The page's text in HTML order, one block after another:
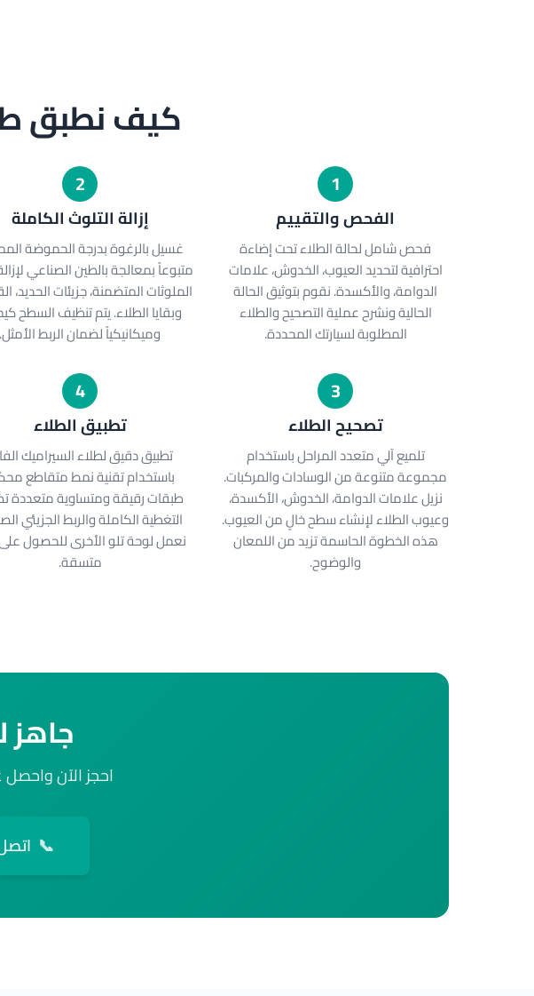
كيف نطبق
1
الفحص والتقييم
فحص شامل لحالة الطلاء تحت إضاءة
احترافية لتحديد العيوب، الخدوش، علامات
الدوامة، والأكسدة. نقوم بتوثيق الحالة
الحالية ونشرح عملية التصحيح والطلاء
المطلوبة لسيارتك المحددة.
2
إزالة التلوث الكاملة
غسيل بالرغوة بدرجة الحموضة
متبوعاً بمعالجة بالطين الصناعي
الملوثات المتضمنة، جزيئات الحديد،
وبقايا الطلاء. يتم تنظيف السطح
وميكانيكياً لضمان الربط الأمثل.
3
تصحيح الطلاء
تلميع آلي متعدد المراحل باستخدام
مجموعة متنوعة من الوسادات والمركبات.
نزيل علامات الدوامة، الخدوش، الأكسدة،
وعيوب الطلاء لإنشاء سطح خالٍ من العيوب.
هذه الخطوة الحاسمة تزيد من اللمعان
والوضوح.
4
تطبيق الطلاء
تطبيق دقيق لطلاء السيراميك
باستخدام تقنية نمط متقاطع
طبقات رقيقة ومتساوية متعددة
التغطية الكاملة والربط الجزيئي
نعمل لوحة تلو الأخرى للحصول على
متسقة.
جاهز
احجز الآن
📞